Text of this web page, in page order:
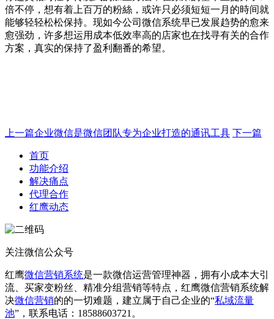
倍不停，想有着上百万的粉絲，或许只必须短短一月的時间就
能够轻轻松松保持。现如今公司微信系统早已发展趋势的愈来
愈强劲，许多想运用成本低效率高的店家也在找寻有关的合作
方案，真实的保持了盈利翻番的希望。
上一篇企业微信是微信团队专为企业打造的通讯工具 下一篇
首页
功能介绍
解决痛点
代理合作
红鹰动态
关注微信公众号
红鹰微信营销系统是一款微信运营管理神器，拥有小成本大引
流、买家变粉丝、精准分组营销等特点，红鹰微信营销系统解
决微信营销的的一切难题，建立属于自己企业的“私域流量
池”，联系电话：18588603721。